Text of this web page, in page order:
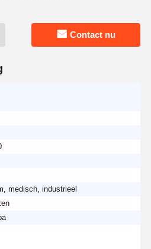
Contact nu
medisch, industrieel